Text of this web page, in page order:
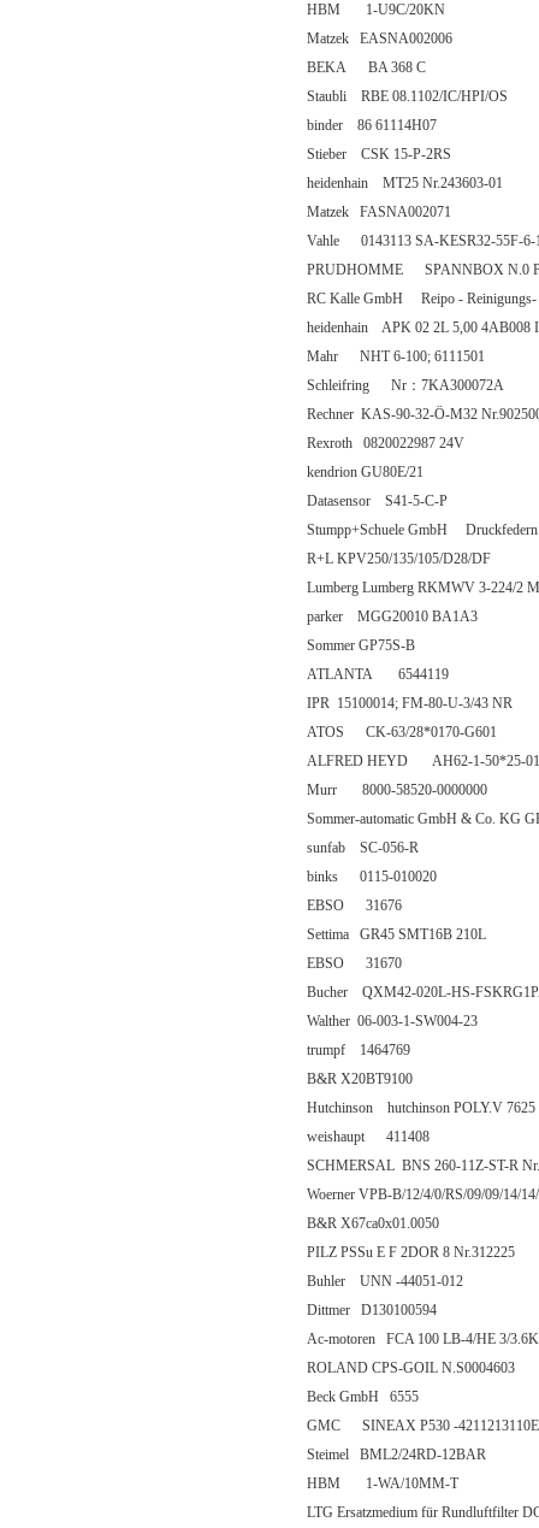
HBM 1-U9C/20KN
Matzek EASNA002006
BEKA BA 368 C
Staubli RBE 08.1102/IC/HPI/OS
binder 86 61114H07
Stieber CSK 15-P-2RS
heidenhain MT25 Nr.243603-01
Matzek FASNA002071
Vahle 0143113 SA-KESR32-55F-6-
PRUDHOMME SPANNBOX N.0
RC Kalle GmbH Reipo - Reinigungs-
heidenhain APK 02 2L 5,00 4AB008
Mahr NHT 6-100; 6111501
Schleifring Nr：7KA300072A
Rechner KAS-90-32-Ö-M32
Rexroth 0820022987 24V
kendrion GU80E/21
Datasensor S41-5-C-P
Stumpp+Schuele GmbH Druckfedern
R+L KPV250/135/105/D28/DF
Lumberg Lumberg RKMWV 3-224/2 M
parker MGG20010 BA1A3
Sommer GP75S-B
ATLANTA 6544119
IPR 15100014; FM-80-U-3/43 NR
ATOS CK-63/28*0170-G601
ALFRED HEYD AH62-1-50*25-01
Murr 8000-58520-0000000
Sommer-automatic GmbH & Co. KG
sunfab SC-056-R
binks 0115-010020
EBSO 31676
Settima GR45 SMT16B 210L
EBSO 31670
Bucher QXM42-020L-HS-
Walther 06-003-1-SW004-23
trumpf 1464769
B&R X20BT9100
Hutchinson hutchinson POLY.V 7625
weishaupt 411408
SCHMERSAL BNS 260-11Z-ST-R
Woerner VPB-B/12/4/0/RS/09/09/14/
B&R X67ca0x01.0050
PILZ PSSu E F 2DOR 8 Nr.312225
Buhler UNN -44051-012
Dittmer D130100594
Ac-motoren FCA 100 LB-4/HE 3/
ROLAND CPS-GOIL N.S0004603
Beck GmbH 6555
GMC SINEAX P530 -4211213110E
Steimel BML2/24RD-12BAR
HBM 1-WA/10MM-T
LTG Ersatzmedium für Rundluftfilter